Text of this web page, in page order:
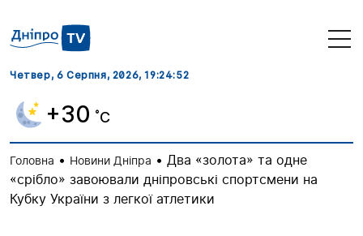
Четвер, 6 Серпня, 2026, 19:24:53
+30 ˚C
Головна • Новини Дніпра • Два «золота» та одне
«срібло» завоювали дніпровські спортсмени на
Кубку України з легкої атлетики